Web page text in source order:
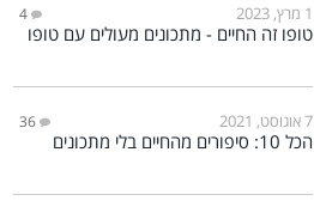
1 מרץ, 2023 4
טופו זה החיים - מתכונים מעולים עם טופו
7 אוגוסט, 2021 36
הכל 10: סיפורים מהחיים בלי מתכונים